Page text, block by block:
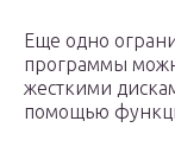
Еще одно
программы
жесткими
помощью